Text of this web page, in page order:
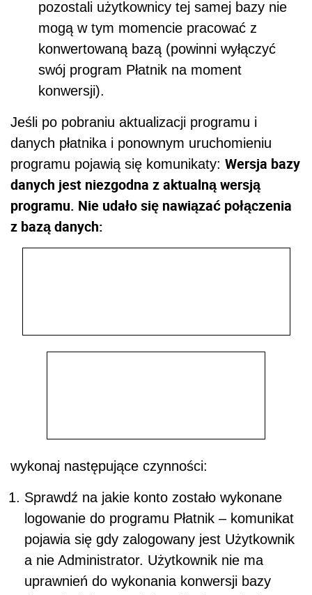
pozostali użytkownicy tej samej bazy nie
mogą w tym momencie pracować z
konwertowaną bazą (powinni wyłączyć
swój program Płatnik na moment
konwersji).
Jeśli po pobraniu aktualizacji programu i
danych płatnika i ponownym uruchomieniu
programu pojawią się komunikaty: Wersja bazy
danych jest niezgodna z aktualną wersją
programu. Nie udało się nawiązać połączenia
z bazą danych:
wykonaj następujące czynności:
Sprawdź na jakie konto zostało wykonane
logowanie do programu Płatnik – komunikat
pojawia się gdy zalogowany jest Użytkownik
a nie Administrator. Użytkownik nie ma
uprawnień do wykonania konwersji bazy